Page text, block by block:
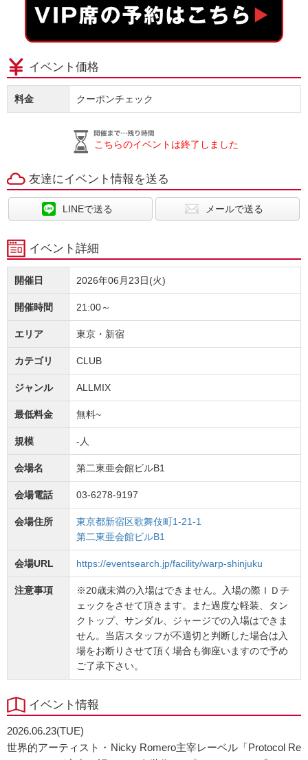
イベント価格
料金 クーポンチェック
こちらのイベントは終了しました
友達にイベント情報を送る
LINEで送る メールで送る
イベント詳細
開催日 2026年06月23日(火)
開催時間 21:00～
エリア 東京・新宿
カテゴリ CLUB
ジャンル ALLMIX
最低料金 無料~
規模 -人
会場名 第二東亜会館ビルB1
会場電話 03-6278-9197
会場住所
東京都新宿区歌舞伎町1-21-1
第二東亜会館ビルB1
会場URL https://eventsearch.jp/facility/warp-shinjuku
注意事項
※20歳未満の入場はできません。入場の際ＩＤチ
ェックをさせて頂きます。また過度な軽装、タン
クトップ、サンダル、ジャージでの入場はできま
せん。当店スタッフが不適切と判断した場合は入
場をお断りさせて頂く場合も御座いますので予め
ご了承下さい。
イベント情報
2026.06.23(TUE)
世界的アーティスト・Nicky Romero主宰レーベル「Protocol Re